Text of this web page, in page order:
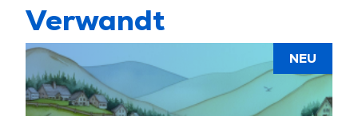
Verwandt
NEU